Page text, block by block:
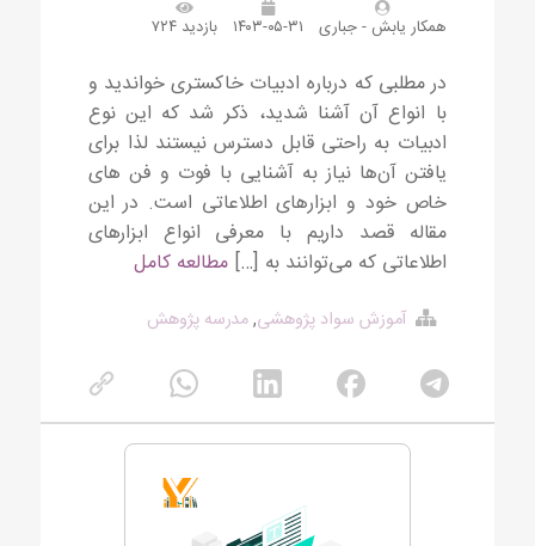
همکار یابش - جباری ۱۴۰۳-۰۵-۳۱ بازدید ۷۲۴
در مطلبی که درباره ادبیات خاکستری خواندید و
با انواع آن آشنا شدید، ذکر شد که این نوع
ادبیات به راحتی قابل دسترس نیستند لذا برای
یافتن آن‌ها نیاز به آشنایی با فوت و فن های
خاص خود و ابزارهای اطلاعاتی است. در این
مقاله قصد داریم با معرفی انواع ابزارهای
اطلاعاتی که می‌توانند به […]مطالعه کامل
آموزش سواد پژوهشی,مدرسه پژوهش